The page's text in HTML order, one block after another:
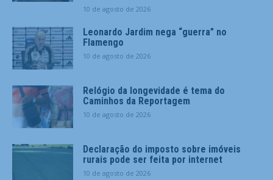
10 de agosto de 2026
Leonardo Jardim nega “guerra” no
Flamengo
10 de agosto de 2026
Relógio da longevidade é tema do
Caminhos da Reportagem
10 de agosto de 2026
Declaração do imposto sobre imóveis
rurais pode ser feita por internet
10 de agosto de 2026